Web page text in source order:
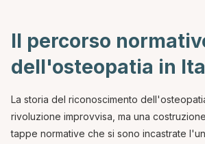
Il percorso
dell'osteopatia in
La storia del riconoscimento
rivoluzione improvvisa, ma una
tappe normative che si sono incastrate